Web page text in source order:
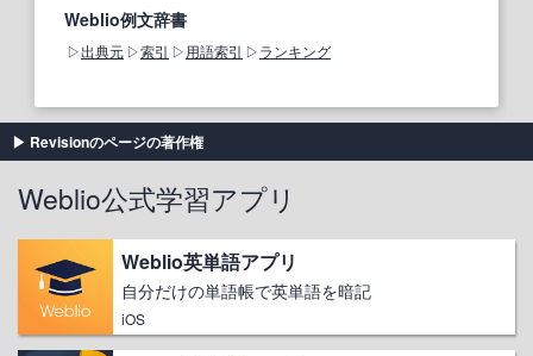
Weblio例文辞書
出典元 索引 用語索引 ランキング
Revisionのページの著作権
Weblio公式学習アプリ
Weblio英単語アプリ
自分だけの単語帳で英単語を暗記
iOS